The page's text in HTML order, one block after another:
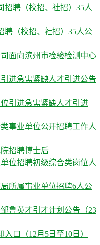
聘（校招、社招）35人公
面向滨州市检验检测中心
进急需紧缺人才引进公告
引进急需紧缺人才引进
事业单位公开招聘工作人
招聘博士后
位招聘初级综合类岗位人
所属事业单位招聘6人公
鲁英才引才计划公告（23
口（12月5日至10日）